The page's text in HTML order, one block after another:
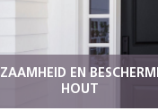
EN
HOUT